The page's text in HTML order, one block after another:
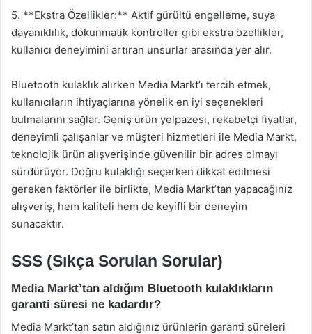
5. **Ekstra Özellikler:** Aktif gürültü engelleme, suya
dayanıklılık, dokunmatik kontroller gibi ekstra özellikler,
kullanıcı deneyimini artıran unsurlar arasında yer alır.
Bluetooth kulaklık alırken Media Markt’ı tercih etmek,
kullanıcıların ihtiyaçlarına yönelik en iyi seçenekleri
bulmalarını sağlar. Geniş ürün yelpazesi, rekabetçi fiyatlar,
deneyimli çalışanlar ve müşteri hizmetleri ile Media Markt,
teknolojik ürün alışverişinde güvenilir bir adres olmayı
sürdürüyor. Doğru kulaklığı seçerken dikkat edilmesi
gereken faktörler ile birlikte, Media Markt’tan yapacağınız
alışveriş, hem kaliteli hem de keyifli bir deneyim
sunacaktır.
SSS (Sıkça Sorulan Sorular)
Media Markt’tan aldığım Bluetooth kulaklıkların
garanti süresi ne kadardır?
Media Markt’tan satın aldığınız ürünlerin garanti süreleri